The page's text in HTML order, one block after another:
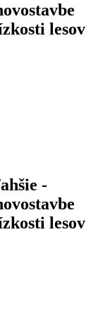
lesov
-
lesov